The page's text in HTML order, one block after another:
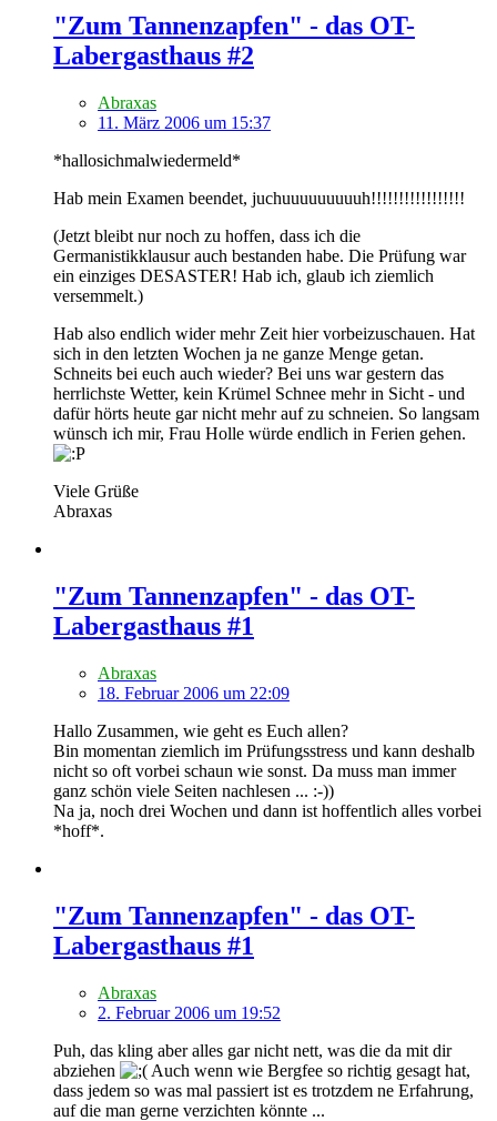
"Zum Tannenzapfen" - das OT-
Labergasthaus #2
Abraxas
11. März 2006 um 15:37
*hallosichmalwiedermeld*
Hab mein Examen beendet, juchuuuuuuuuuh!!!!!!!!!!!!!!!!!
(Jetzt bleibt nur noch zu hoffen, dass ich die
Germanistikklausur auch bestanden habe. Die Prüfung war
ein einziges DESASTER! Hab ich, glaub ich ziemlich
versemmelt.)
Hab also endlich wider mehr Zeit hier vorbeizuschauen. Hat
sich in den letzten Wochen ja ne ganze Menge getan.
Schneits bei euch auch wieder? Bei uns war gestern das
herrlichste Wetter, kein Krümel Schnee mehr in Sicht - und
dafür hörts heute gar nicht mehr auf zu schneien. So langsam
wünsch ich mir, Frau Holle würde endlich in Ferien gehen.
Viele Grüße
Abraxas
"Zum Tannenzapfen" - das OT-
Labergasthaus #1
Abraxas
18. Februar 2006 um 22:09
Hallo Zusammen, wie geht es Euch allen?
Bin momentan ziemlich im Prüfungsstress und kann deshalb
nicht so oft vorbei schaun wie sonst. Da muss man immer
ganz schön viele Seiten nachlesen ... :-))
Na ja, noch drei Wochen und dann ist hoffentlich alles vorbei
*hoff*.
"Zum Tannenzapfen" - das OT-
Labergasthaus #1
Abraxas
2. Februar 2006 um 19:52
Puh, das kling aber alles gar nicht nett, was die da mit dir
abziehen
Auch wenn wie Bergfee so richtig gesagt hat,
dass jedem so was mal passiert ist es trotzdem ne Erfahrung,
auf die man gerne verzichten könnte ...